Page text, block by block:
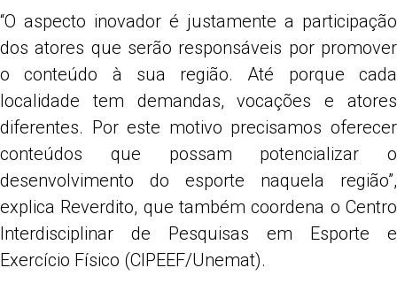
“O aspecto inovador é justamente a participação
dos atores que serão responsáveis por promover
o conteúdo à sua região. Até porque cada
localidade tem demandas, vocações e atores
diferentes. Por este motivo precisamos oferecer
conteúdos que possam potencializar o
desenvolvimento do esporte naquela região”,
explica Reverdito, que também coordena o Centro
Interdisciplinar de Pesquisas em Esporte e
Exercício Físico (CIPEEF/Unemat).